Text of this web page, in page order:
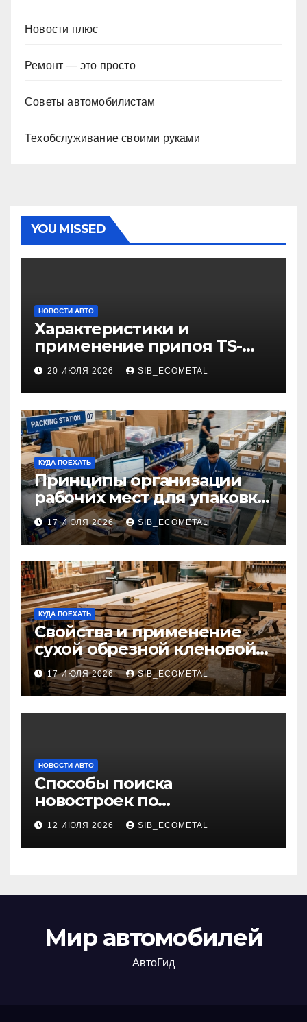
Новости плюс
Ремонт — это просто
Советы автомобилистам
Техобслуживание своими руками
YOU MISSED
НОВОСТИ АВТО
Характеристики и
применение припоя TS-
99.35050
20 ИЮЛЯ 2026 SIB_ECOMETAL
КУДА ПОЕХАТЬ
Принципы организации
рабочих мест для упаковки
и комплектации товаров
17 ИЮЛЯ 2026 SIB_ECOMETAL
КУДА ПОЕХАТЬ
Свойства и применение
сухой обрезной кленовой
доски в столярном деле
17 ИЮЛЯ 2026 SIB_ECOMETAL
НОВОСТИ АВТО
Способы поиска
новостроек по
индивидуальным
параметрам
12 ИЮЛЯ 2026 SIB_ECOMETAL
Мир автомобилей
АвтоГид